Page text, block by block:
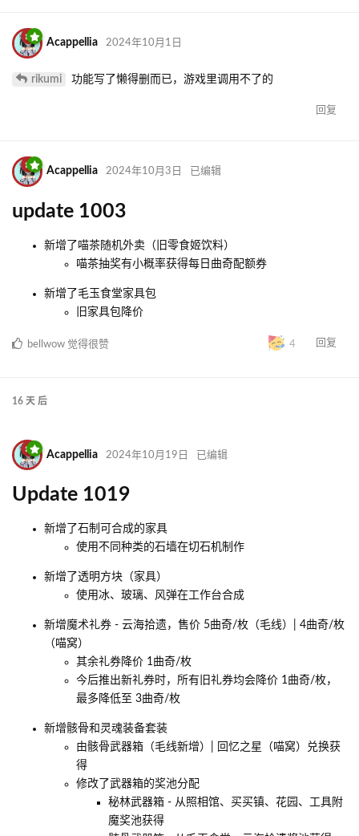
Acappellia 2024年10月1日
rikumi 功能写了懒得删而已，游戏里调用不了的
回复
Acappellia 2024年10月3日 已编辑
update 1003
新增了喵茶随机外卖（旧零食姬饮料）
喵茶抽奖有小概率获得每日曲奇配额券
新增了毛玉食堂家具包
旧家具包降价
4 回复
bellwow 觉得很赞
16 天 后
Acappellia 2024年10月19日 已编辑
Update 1019
新增了石制可合成的家具
使用不同种类的石墙在切石机制作
新增了透明方块（家具）
使用冰、玻璃、风弹在工作台合成
新增魔术礼券 - 云海拾遗，售价 5曲奇/枚（毛线）| 4曲奇/枚
（喵窝）
其余礼券降价 1曲奇/枚
今后推出新礼券时，所有旧礼券均会降价 1曲奇/枚，
最多降低至 3曲奇/枚
新增骸骨和灵魂装备套装
由骸骨武器箱（毛线新增）| 回忆之星（喵窝）兑换获
得
修改了武器箱的奖池分配
秘林武器箱 - 从照相馆、买买镇、花园、工具附
魔奖池获得